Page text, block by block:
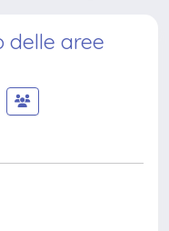
delle aree